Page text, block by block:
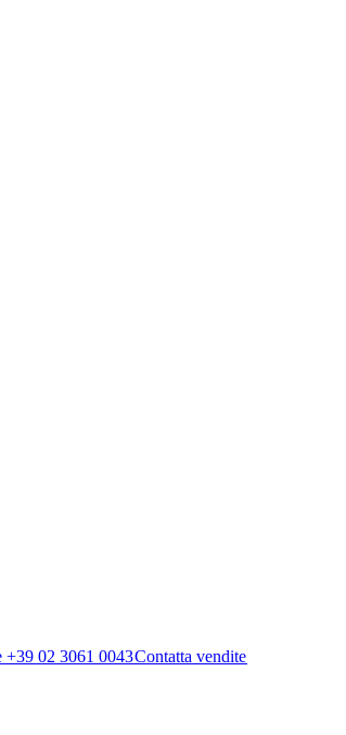
+39 02 3061 0043​​Contatta vendite​​